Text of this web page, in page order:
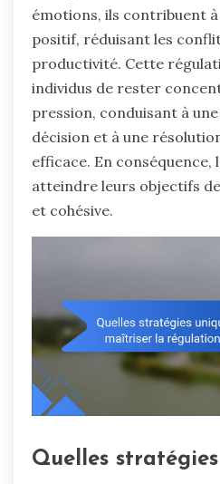
émotions, ils contribuent
positif, réduisant les
productivité. Cette
individus de rester
pression, conduisant à
décision et à une
efficace. En conséquence,
atteindre leurs objectifs
et cohésive.
Quelles